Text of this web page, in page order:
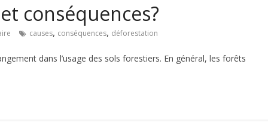
conséquences?
causes, conséquences, déforestation
dans l’usage des sols forestiers. En général, les forêts